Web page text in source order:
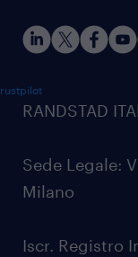
RANDSTAD
Sede Legale:
Milano
Iscr. Registro